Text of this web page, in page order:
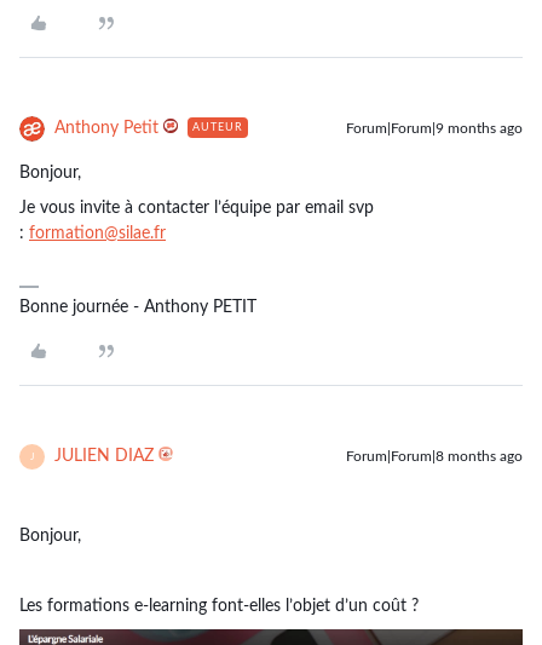
Anthony Petit AUTEUR Forum|Forum|9 months ago
Bonjour,
Je vous invite à contacter l’équipe par email svp
: formation@silae.fr
Bonne journée - Anthony PETIT
J JULIEN DIAZ Forum|Forum|8 months ago
Bonjour,
Les formations e-learning font-elles l’objet d’un coût ?